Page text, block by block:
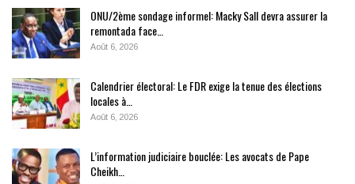
ONU/2ème sondage informel: Macky Sall devra assurer la
remontada face…
Août 6, 2026
Calendrier électoral: Le FDR exige la tenue des élections
locales à…
Août 6, 2026
L’information judiciaire bouclée: Les avocats de Pape
Cheikh…